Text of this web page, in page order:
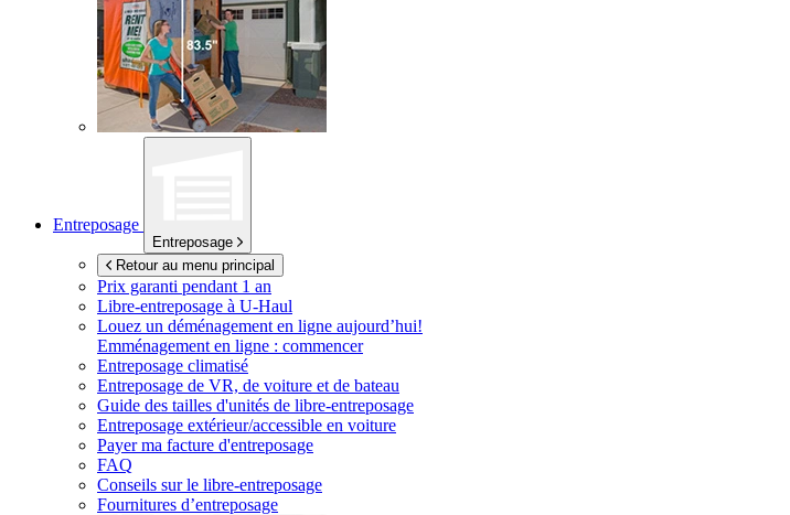
Entreposage
Entreposage
Retour au menu principal
Prix garanti pendant 1 an
Libre-entreposage à U-Haul
Louez un déménagement en ligne aujourd’hui!
Emménagement en ligne : commencer
Entreposage climatisé
Entreposage de VR, de voiture et de bateau
Guide des tailles d'unités de libre-entreposage
Entreposage extérieur/accessible en voiture
Payer ma facture d'entreposage
FAQ
Conseils sur le libre-entreposage
Fournitures d’entreposage